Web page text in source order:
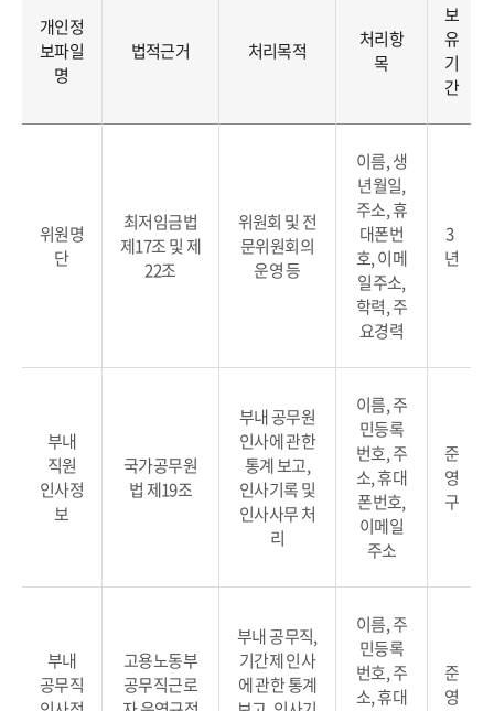
개인정
보파일
명
법적근거 처리목적
처리항
목
보
유
기
간
위원명
단
최저임금법
제17조 및 제
22조
위원회 및 전
문위원회의
운영 등
이름, 생
년월일,
주소, 휴
대폰번
호, 이메
일주소,
학력, 주
요경력
3
년
부내
직원
인사정
보
국가공무원
법 제19조
부내 공무원
인사에 관한
통계 보고,
인사기록 및
인사사무 처
리
이름, 주
민등록
번호, 주
소, 휴대
폰번호,
이메일
주소
준
영
구
부내
공무직
고용노동부
공무직근로
부내 공무직,
기간제 인사
에 관한 통계
이름, 주
민등록
번호, 주
소, 휴대
준
영